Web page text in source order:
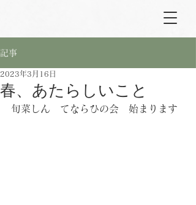
記事
春、あたらしいこと
2023年3月16日
旬菜しん　てならひの会　始まります